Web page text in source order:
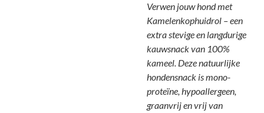
Verwen jouw hond met
Kamelenkophuidrol – een
extra stevige en langdurige
kauwsnack van 100%
kameel. Deze natuurlijke
hondensnack is mono-
proteïne, hypoallergeen,
graanvrij en vrij van